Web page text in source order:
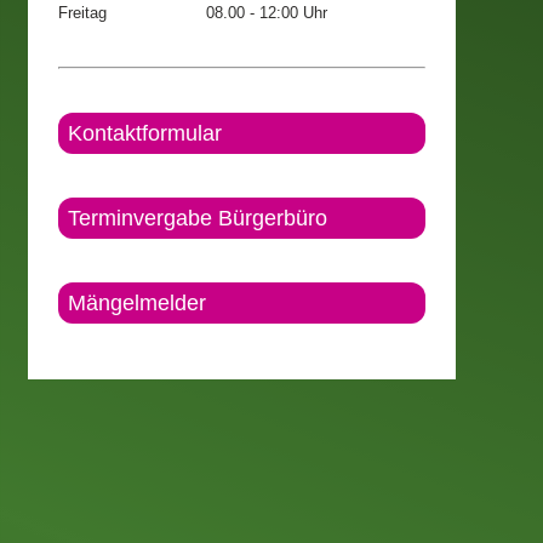
Freitag
08.00 - 12:00 Uhr
Kontaktformular
Terminvergabe Bürgerbüro
Mängelmelder